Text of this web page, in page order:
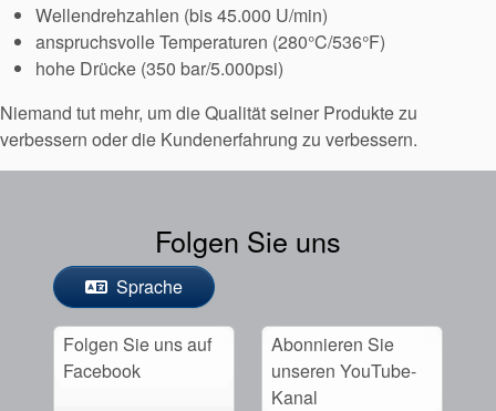
Wellendrehzahlen (bis 45.000 U/min)
anspruchsvolle Temperaturen (280°C/536°F)
hohe Drücke (350 bar/5.000psi)
Niemand tut mehr, um die Qualität seiner Produkte zu
verbessern oder die Kundenerfahrung zu verbessern.
Folgen Sie uns
Sprache
Folgen Sie uns auf
Facebook
Abonnieren Sie
unseren YouTube-
Kanal